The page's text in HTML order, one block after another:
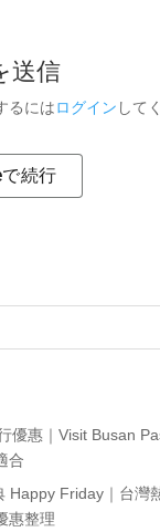
送信
るにはログイン して
で続行
優惠｜Visit Busan
合
Happy Friday｜台灣
惠整理